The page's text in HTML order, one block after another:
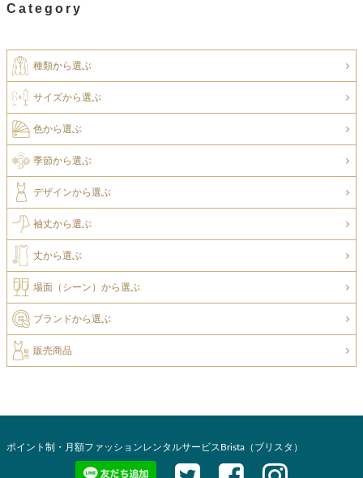
Category
種類から選ぶ
サイズから選ぶ
色から選ぶ
季節から選ぶ
デザインから選ぶ
袖丈から選ぶ
丈から選ぶ
場面（シーン）から選ぶ
ブランドから選ぶ
販売商品
ポイント制・月額ファッションレンタルサービスBrista（ブリスタ）